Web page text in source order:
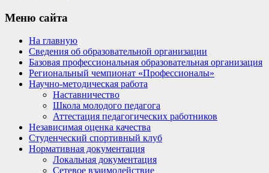
Меню сайта
На главную
Сведения об образовательной организации
Базовая профессиональная образовательная организация
Региональный чемпионат «Профессионалы»
Научно-методическая работа
Наставничество
Школа молодого педагога
Аттестация педагогических работников
Независимая оценка качества
Студенческий спортивный клуб
Нормативная документация
Локальная документация
Сетевое взаимодействие